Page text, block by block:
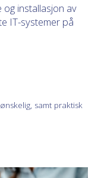
installasjon av
IT-systemer på
samt praktisk